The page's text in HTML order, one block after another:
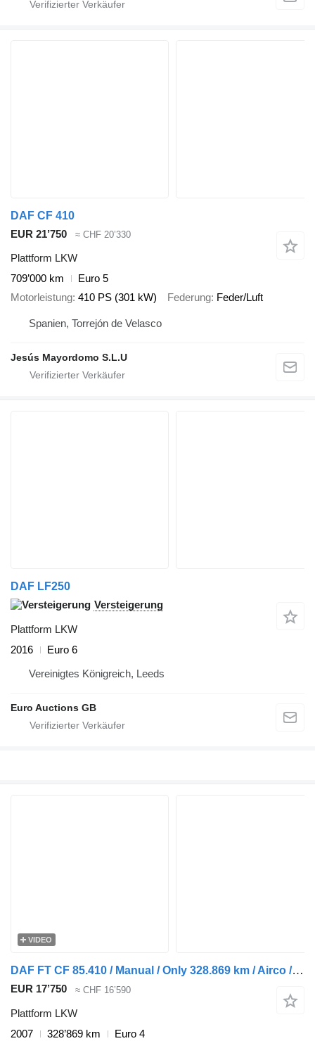
DAF CF 410
EUR 21’750
≈ CHF 20’330
Plattform LKW
709’000 km
Euro 5
Motorleistung 410 PS (301 kW) Federung Feder/Luft
Spanien, Torrejón de Velasco
Jesús Mayordomo S.L.U
DAF LF250
Versteigerung
Plattform LKW
2016
Euro 6
Vereinigtes Königreich, Leeds
Euro Auctions GB
VIDEO
DAF FT CF 85.410 / Manual / Only 328.869 km / Airco / NL Truck
EUR 17’750 ≈ CHF 16’590
Plattform LKW
2007
328’869 km
Euro 4